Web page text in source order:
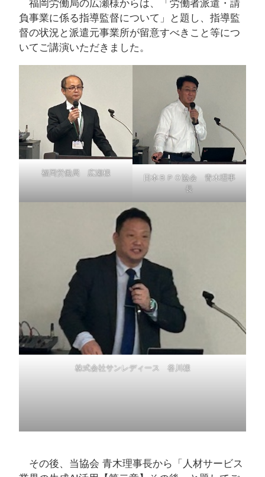
福岡労働局の広瀬様からは、「労働者派遣・請
負事業に係る指導監督について」と題し、指導監
督の状況と派遣元事業所が留意すべきこと等につ
いてご講演いただきました。
福岡労働局 広瀬様
日本ＢＰＯ協会 青木理事
長
株式会社サンレディース 谷川様
その後、当協会 青木理事長から「人材サービス